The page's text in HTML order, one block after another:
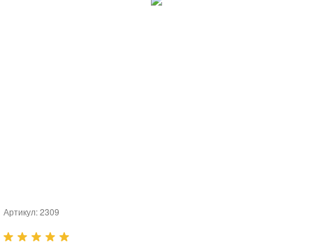
Артикул:2309